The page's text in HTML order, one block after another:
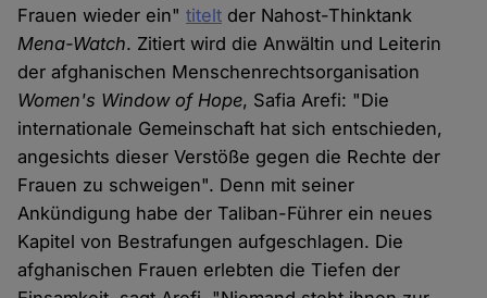
Frauen wieder ein"titelt der Nahost-Thinktank
Mena-Watch. Zitiert wird die Anwältin und Leiterin
der afghanischen Menschenrechtsorganisation
Women's Window of Hope, Safia Arefi: "Die
internationale Gemeinschaft hat sich entschieden,
angesichts dieser Verstöße gegen die Rechte der
Frauen zu schweigen". Denn mit seiner
Ankündigung habe der Taliban-Führer ein neues
Kapitel von Bestrafungen aufgeschlagen. Die
afghanischen Frauen erlebten die Tiefen der